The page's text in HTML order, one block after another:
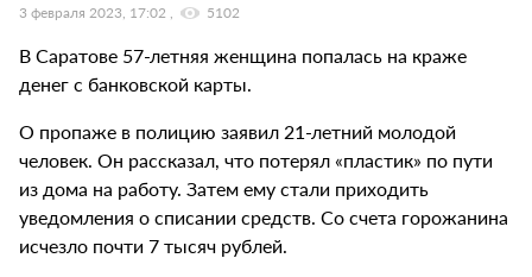
3 февраля 2023, 17:02 5102
В Саратове 57-летняя женщина попалась на краже
денег с банковской карты.
О пропаже в полицию заявил 21-летний молодой
человек. Он рассказал, что потерял «пластик» по пути
из дома на работу. Затем ему стали приходить
уведомления о списании средств. Со счета горожанина
исчезло почти 7 тысяч рублей.